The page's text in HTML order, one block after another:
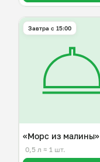
Завтра c 15:00
«Морс из малины»
0,5 л ≈ 1 шт.